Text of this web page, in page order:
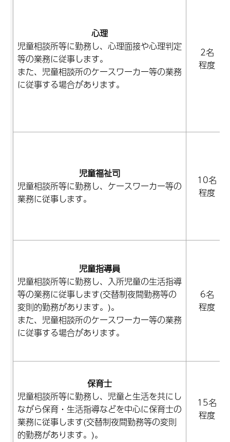
心理
児童相談所等に勤務し、心理面接や心理判定
等の業務に従事します。
また、児童相談所のケースワーカー等の業務
に従事する場合があります。
2名
程度
児童福祉司
児童相談所等に勤務し、ケースワーカー等の
業務に従事します。
10名
程度
児童指導員
児童相談所等に勤務し、入所児童の生活指導
等の業務に従事します(交替制夜間勤務等の
変則的勤務があります。)。
また、児童相談所のケースワーカー等の業務
に従事する場合があります。
6名
程度
保育士
児童相談所等に勤務し、児童と生活を共にし
ながら保育・生活指導などを中心に保育士の
業務に従事します(交替制夜間勤務等の変則
的勤務があります。)。
15名
程度